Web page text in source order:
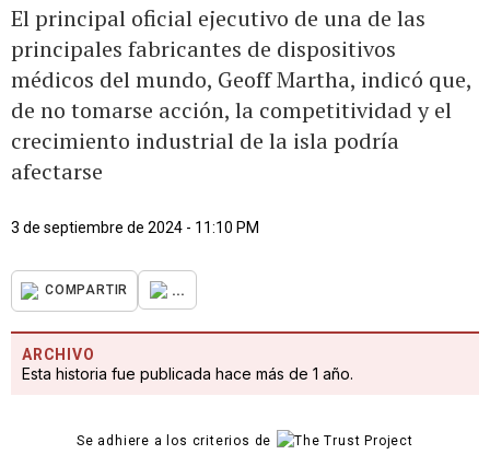
El principal oficial ejecutivo de una de las
principales fabricantes de dispositivos
médicos del mundo, Geoff Martha, indicó que,
de no tomarse acción, la competitividad y el
crecimiento industrial de la isla podría
afectarse
3 de septiembre de 2024 - 11:10 PM
COMPARTIR ...
ARCHIVO
Esta historia fue publicada hace más de 1 año.
Se adhiere a los criterios de